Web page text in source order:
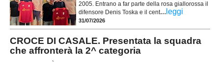
2005. Entrano a far parte della rosa giallorossa il
difensore Denis Toska e il cent... leggi
31/07/2026
CROCE DI CASALE. Presentata la squadra
che affronterà la 2^ categoria